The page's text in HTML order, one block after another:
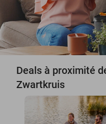
Deals à proximité
Zwartkruis